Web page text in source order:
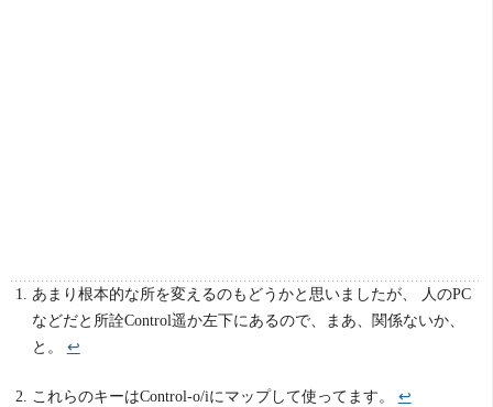
あまり根本的な所を変えるのもどうかと思いましたが、 人のPC
などだと所詮Control遥か左下にあるので、まあ、関係ないか、
と。 ↩
これらのキーはControl-o/iにマップして使ってます。 ↩